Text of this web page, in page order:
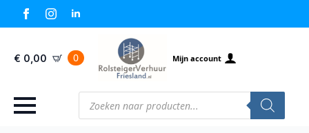
€ 0,00 0 Mijn account
Producten
zoeken